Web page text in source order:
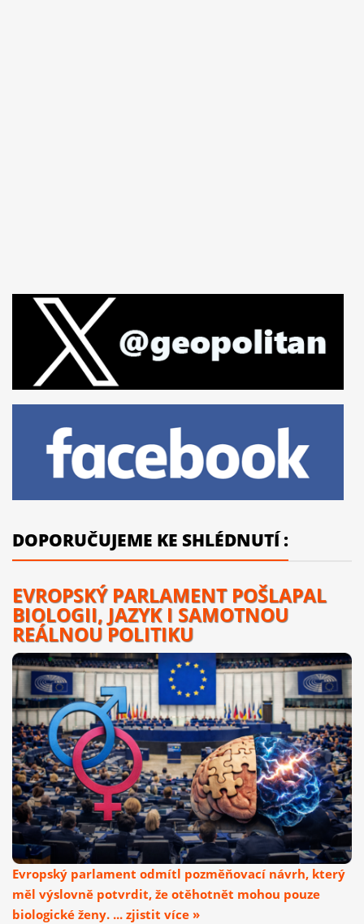
DOPORUČUJEME KE SHLÉDNUTÍ :
EVROPSKÝ PARLAMENT POŠLAPAL
BIOLOGII, JAZYK I SAMOTNOU
REÁLNOU POLITIKU
Evropský parlament odmítl pozměňovací návrh, který
měl výslovně potvrdit, že otěhotnět mohou pouze
biologické ženy. ... zjistit více »